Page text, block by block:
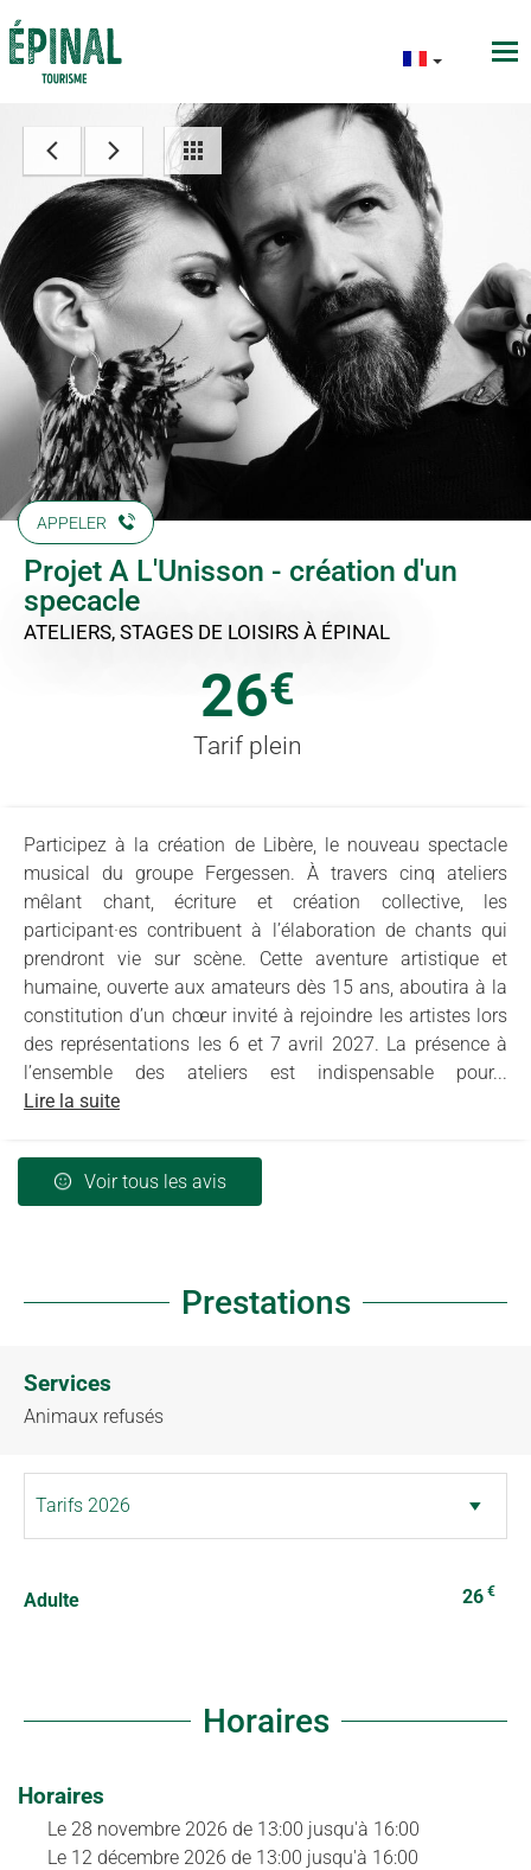
APPELER
Projet A L'Unisson - création d'un
specacle
ATELIERS, STAGES DE LOISIRS À ÉPINAL
26€
Tarif plein
Participez à la création de Libère, le nouveau spectacle
musical du groupe Fergessen. À travers cinq ateliers
mêlant chant, écriture et création collective, les
participant·es contribuent à l’élaboration de chants qui
prendront vie sur scène. Cette aventure artistique et
humaine, ouverte aux amateurs dès 15 ans, aboutira à la
constitution d’un chœur invité à rejoindre les artistes lors
des représentations les 6 et 7 avril 2027. La présence à
l’ensemble des ateliers est indispensable pour...
Lire la suite
Voir tous les avis
Prestations
Services
Animaux refusés
Adulte 26 €
Horaires
Horaires
Le 28 novembre 2026 de 13:00 jusqu'à 16:00
Le 12 décembre 2026 de 13:00 jusqu'à 16:00